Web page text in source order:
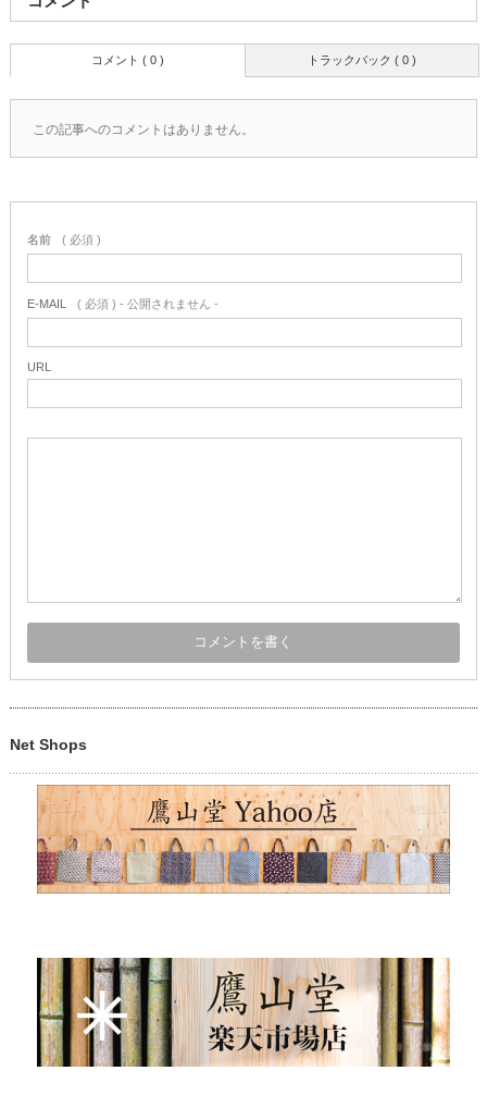
トラックバック ( 0 )
コメント ( 0 )
この記事へのコメントはありません。
名前 ( 必須 )
E-MAIL ( 必須 ) - 公開されません -
URL
Net Shops